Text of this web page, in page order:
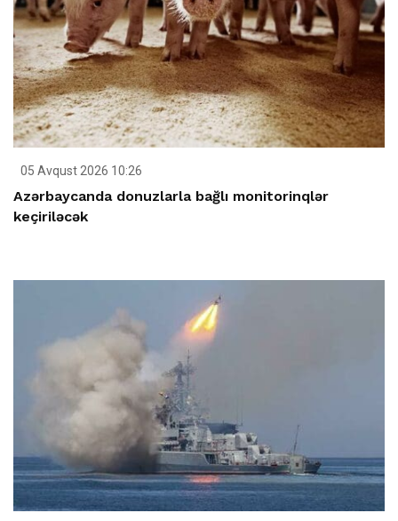
05 Avqust 2026 10:26
Azərbaycanda donuzlarla bağlı monitorinqlər
keçiriləcək